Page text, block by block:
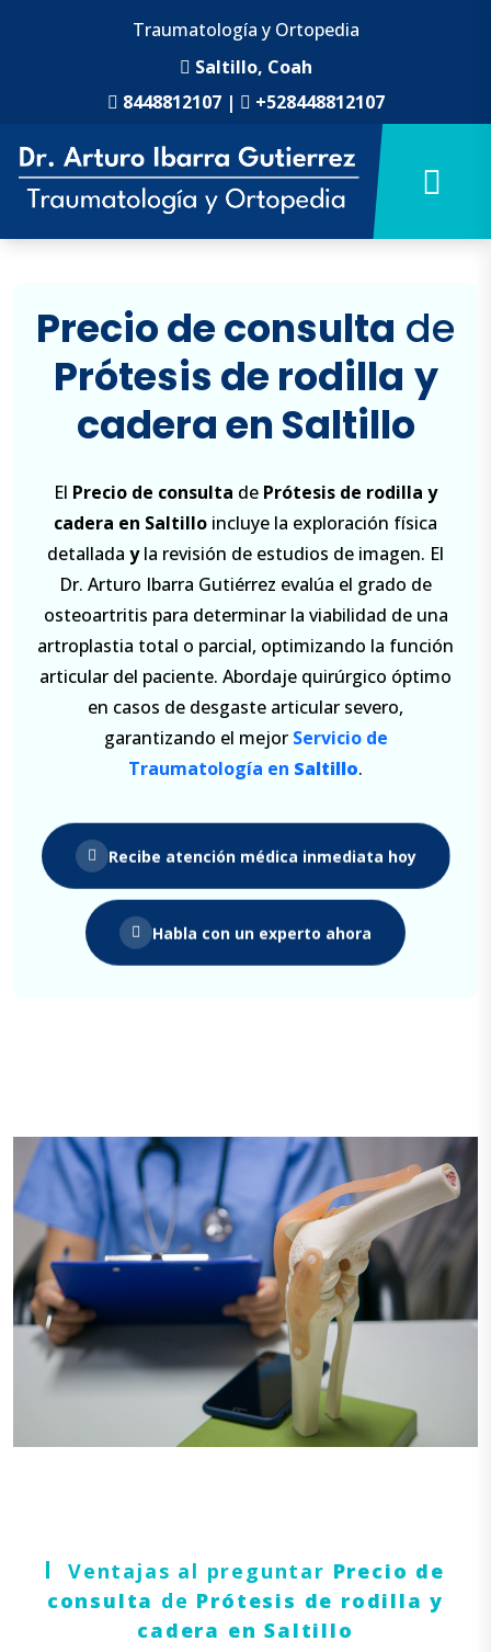
Traumatología y Ortopedia
Saltillo, Coah
8448812107| +528448812107
Precio de consulta de
Prótesis de rodilla y
cadera en Saltillo
El Precio de consulta de Prótesis de rodilla y
cadera en Saltillo incluye la exploración física
detallada yla revisión de estudios de imagen. El
Dr. Arturo Ibarra Gutiérrez evalúa el grado de
osteoartritis para determinar la viabilidad de una
artroplastia total o parcial, optimizando la función
articular del paciente. Abordaje quirúrgico óptimo
en casos de desgaste articular severo,
garantizando el mejor Servicio de
Traumatología en Saltillo.
Recibe atención médica inmediata hoy
Habla con un experto ahora
Ventajas al preguntar Precio de
consulta de Prótesis de rodilla y
cadera en Saltillo